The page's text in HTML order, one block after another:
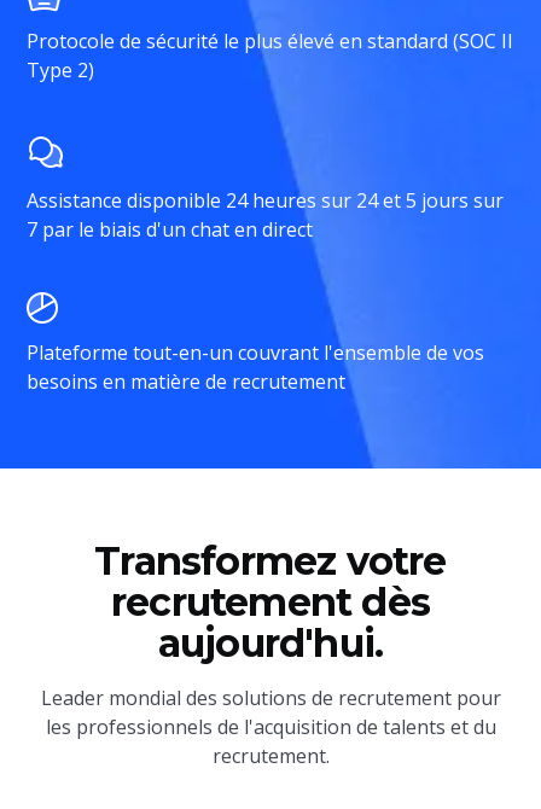
Protocole de sécurité le plus élevé en standard (SOC II
Type 2)
Assistance disponible 24 heures sur 24 et 5 jours sur
7 par le biais d'un chat en direct
Plateforme tout-en-un couvrant l'ensemble de vos
besoins en matière de recrutement
Transformez votre
recrutement dès
aujourd'hui.
Leader mondial des solutions de recrutement pour
les professionnels de l'acquisition de talents et du
recrutement.